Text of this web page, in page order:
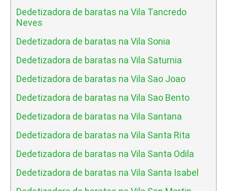
Dedetizadora de baratas na Vila Tancredo
Neves
Dedetizadora de baratas na Vila Sonia
Dedetizadora de baratas na Vila Saturnia
Dedetizadora de baratas na Vila Sao Joao
Dedetizadora de baratas na Vila Sao Bento
Dedetizadora de baratas na Vila Santana
Dedetizadora de baratas na Vila Santa Rita
Dedetizadora de baratas na Vila Santa Odila
Dedetizadora de baratas na Vila Santa Isabel